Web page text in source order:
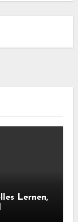
Lernen,